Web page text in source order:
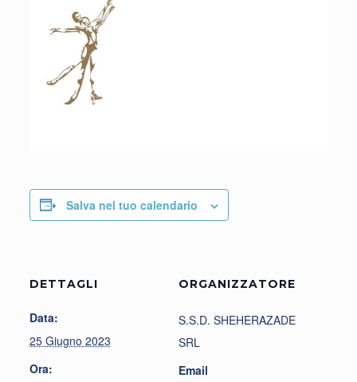
Salva nel tuo calendario
DETTAGLI
Data:
25 Giugno 2023
Ora:
ORGANIZZATORE
S.S.D. SHEHERAZADE
SRL
Email